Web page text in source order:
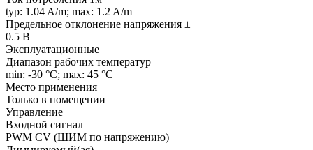
typ: 1.04 A/m; max: 1.2 A/m
Предельное отклонение напряжения ±
0.5 В
Эксплуатационные
Диапазон рабочих температур
min: -30 °C; max: 45 °C
Место применения
Только в помещении
Управление
Входной сигнал
PWM СV (ШИМ по напряжению)